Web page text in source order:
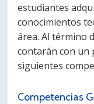
estudiantes
conocimientos
área. Al término
contarán con un
siguientes
Competencias